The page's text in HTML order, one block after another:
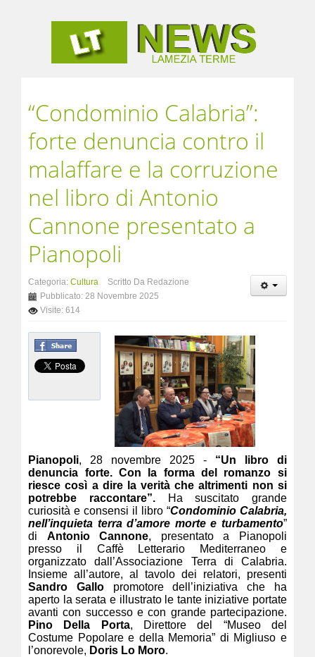
“Condominio Calabria”:
forte denuncia contro il
malaffare e la corruzione
nel libro di Antonio
Cannone presentato a
Pianopoli
Categoria:Cultura
Scritto Da Redazione
Pubblicato: 28 Novembre 2025
Visite: 614
Pianopoli, 28 novembre 2025 - “Un libro di
denuncia forte. Con la forma del romanzo si
riesce così a dire la verità che altrimenti non si
potrebbe raccontare”.Ha suscitato grande
curiosità e consensi il libro “Condominio Calabria,
nell’inquieta terra d’amore morte e turbamento”
di Antonio Cannone, presentato a Pianopoli
presso il Caffè Letterario Mediterraneo e
organizzato dall’Associazione Terra di Calabria.
Insieme all’autore, al tavolo dei relatori, presenti
Sandro Gallopromotore dell’iniziativa che ha
aperto la serata e illustrato le tante iniziative portate
avanti con successo e con grande partecipazione.
Pino Della Porta, Direttore del “Museo del
Costume Popolare e della Memoria” di Migliuso e
l’onorevole, Doris Lo Moro.